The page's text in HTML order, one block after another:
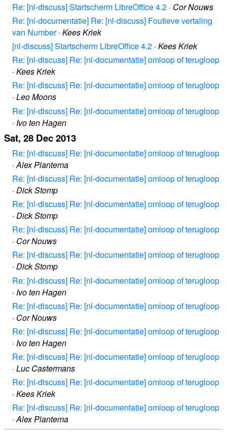
Re: [nl-discuss] Startscherm LibreOffice 4.2 · Cor Nouws
Re: [nl-documentatie] Re: [nl-discuss] Foutieve vertaling
van Number· Kees Kriek
[nl-discuss] Startscherm LibreOffice 4.2 · Kees Kriek
Re: [nl-discuss] Re: [nl-documentatie] omloop of terugloop
· Kees Kriek
Re: [nl-discuss] Re: [nl-documentatie] omloop of terugloop
· Leo Moons
Re: [nl-discuss] Re: [nl-documentatie] omloop of terugloop
· Ivo ten Hagen
Sat, 28 Dec 2013
Re: [nl-discuss] Re: [nl-documentatie] omloop of terugloop
·Alex Plantema
Re: [nl-discuss] Re: [nl-documentatie] omloop of terugloop
· Dick Stomp
Re: [nl-discuss] Re: [nl-documentatie] omloop of terugloop
· Dick Stomp
Re: [nl-discuss] Re: [nl-documentatie] omloop of terugloop
· Cor Nouws
Re: [nl-discuss] Re: [nl-documentatie] omloop of terugloop
· Dick Stomp
Re: [nl-discuss] Re: [nl-documentatie] omloop of terugloop
· Ivo ten Hagen
Re: [nl-discuss] Re: [nl-documentatie] omloop of terugloop
· Cor Nouws
Re: [nl-discuss] Re: [nl-documentatie] omloop of terugloop
· Ivo ten Hagen
Re: [nl-discuss] Re: [nl-documentatie] omloop of terugloop
· Luc Castermans
Re: [nl-discuss] Re: [nl-documentatie] omloop of terugloop
· Kees Kriek
Re: [nl-discuss] Re: [nl-documentatie] omloop of terugloop
·Alex Plantema